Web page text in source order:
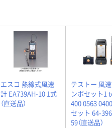
エスコ 熱線式風速
計 EA739AH-10 1式
（直送品）
テストー 風
ンボセット1
400 0563
セット 64-
59（直送品）